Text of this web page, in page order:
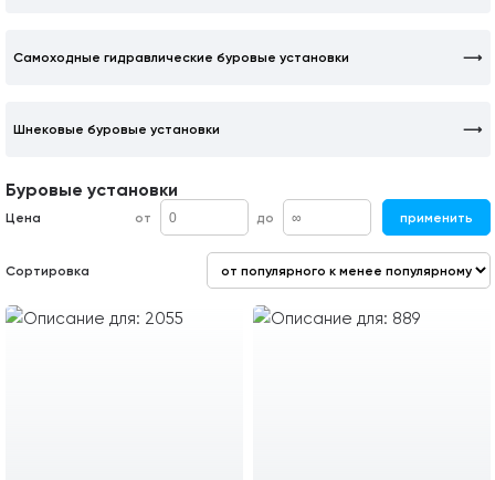
Самоходные гидравлические буровые установки
Шнековые буровые установки
Буровые установки
Цена от до применить
Сортировка